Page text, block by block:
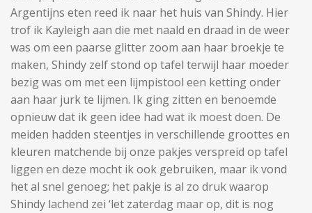
Argentijns eten reed ik naar het huis van Shindy. Hier
trof ik Kayleigh aan die met naald en draad in de weer
was om een paarse glitter zoom aan haar broekje te
maken, Shindy zelf stond op tafel terwijl haar moeder
bezig was om met een lijmpistool een ketting onder
aan haar jurk te lijmen. Ik ging zitten en benoemde
opnieuw dat ik geen idee had wat ik moest doen. De
meiden hadden steentjes in verschillende groottes en
kleuren matchende bij onze pakjes verspreid op tafel
liggen en deze mocht ik ook gebruiken, maar ik vond
het al snel genoeg; het pakje is al zo druk waarop
Shindy lachend zei ‘let zaterdag maar op, dit is nog